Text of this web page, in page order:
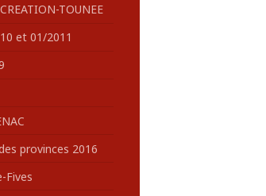
TOUNEE
et 01/2011
provinces 2016
Fives